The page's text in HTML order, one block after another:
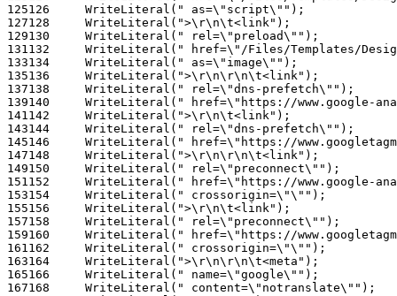
125126
127128
129130
131132
133134
135136
137138
139140
141142
143144
145146
147148
149150
151152
153154
155156
157158
159160
161162
163164
165166
167168